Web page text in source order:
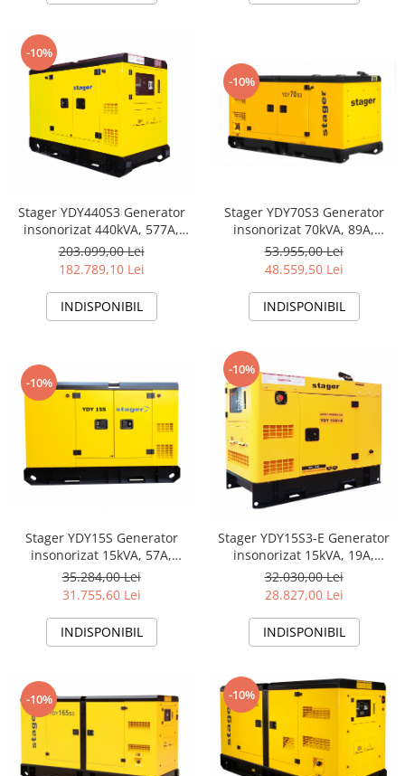
-10%
Stager YDY440S3 Generator
insonorizat 440kVA, 577A,
1500rpm, trifazat, diesel
203.099,00 Lei
182.789,10 Lei
INDISPONIBIL
-10%
Stager YDY70S3 Generator
insonorizat 70kVA, 89A,
1500rpm, trifazat, diesel
53.955,00 Lei
48.559,50 Lei
INDISPONIBIL
-10%
Stager YDY15S Generator
insonorizat 15kVA, 57A,
1500rpm, monofazat, diesel
35.284,00 Lei
31.755,60 Lei
INDISPONIBIL
-10%
Stager YDY15S3-E Generator
insonorizat 15kVA, 19A,
1500rpm, trifazat, diesel
32.030,00 Lei
28.827,00 Lei
INDISPONIBIL
-10% -10%